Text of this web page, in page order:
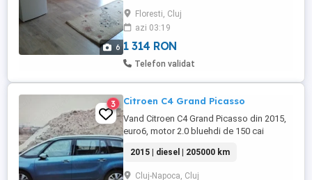
6
,magazin ,parc. Prefer o singura persoana
fara anumale de companie.
Floresti, Cluj
azi 03:19
1 314 RON
Telefon validat
3 Citroen C4 Grand Picasso
Vand Citroen C4 Grand Picasso din 2015,
euro6, motor 2.0 bluehdi de 150 cai
locuri, geamuri electrice, oglinzi electrice
incalzite, clima bizonala, carlig remorcare
2015 | diesel | 205000 km
Cluj-Napoca, Cluj